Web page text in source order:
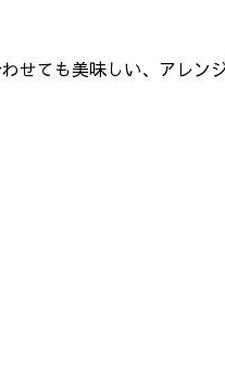
せても美味しい、アレン